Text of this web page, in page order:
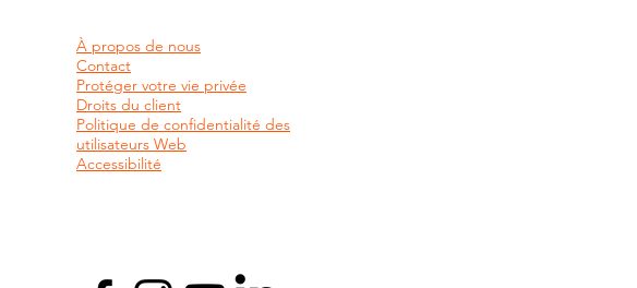
À propos de nous
Contact
Protéger votre vie privée
Droits du client
Politique de confidentialité des
utilisateurs Web
Accessibilité